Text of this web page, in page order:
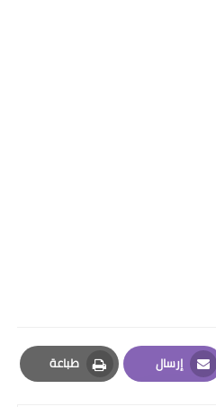
إرسال
Email
طباعة
Print